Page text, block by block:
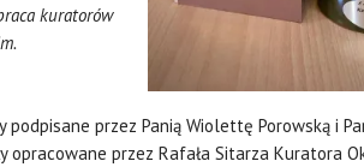
kuratorów
przez Panią Wiolettę Porowską i
opracowane przez Rafała Sitarza Kuratora